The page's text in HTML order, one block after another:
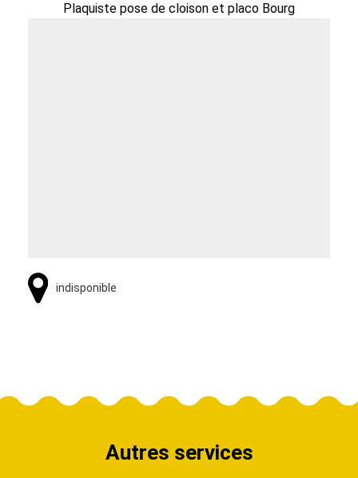
Plaquiste pose de cloison et placo Bourg
indisponible
Autres services